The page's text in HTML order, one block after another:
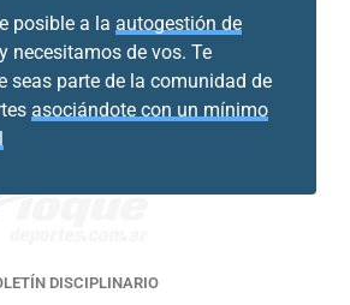
posible a la autogestión de
necesitamos de vos. Te
seas parte de la comunidad de
asociándote con un mínimo
DISCIPLINARIO